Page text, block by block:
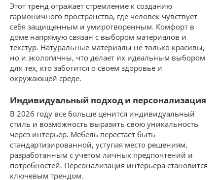
Этот тренд отражает стремление к созданию
гармоничного пространства, где человек чувствует
себя защищенным и умиротворенным. Комфорт в
доме напрямую связан с выбором материалов и
текстур. Натуральные материалы не только красивы,
но и экологичны, что делает их идеальным выбором
для тех, кто заботится о своем здоровье и
окружающей среде.
Индивидуальный подход и персонализация
В 2026 году все больше ценится индивидуальный
стиль и возможность выразить свою уникальность
через интерьер. Мебель перестает быть
стандартизированной, уступая место решениям,
разработанным с учетом личных предпочтений и
потребностей. Персонализация интерьера становится
ключевым трендом.